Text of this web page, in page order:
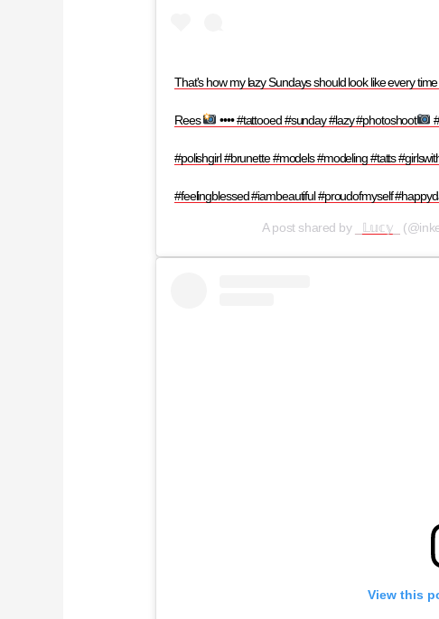
That's how my lazy Sundays should look like every time
Rees •••• #tattooed #sunday #lazy #photoshoot
#polishgirl #brunette #models #modeling #tatts
#feelingblessed #iambeautiful #proudofmyself
A post shared by _𝕃𝕦𝕔𝕪_
View this